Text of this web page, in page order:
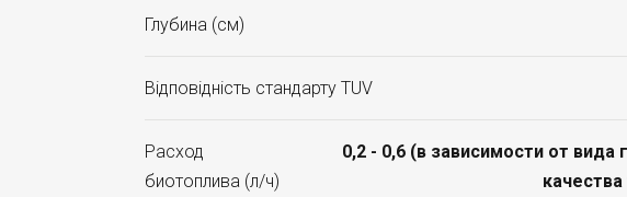
Глубина (см)
Відповідність стандарту TUV
Расход
биотоплива (л/ч)
0,2 - 0,6 (в зависимости от вида